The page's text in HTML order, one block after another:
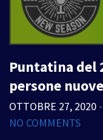
Puntatina del
persone nuove
OTTOBRE 27, 2020 •
NO COMMENTS